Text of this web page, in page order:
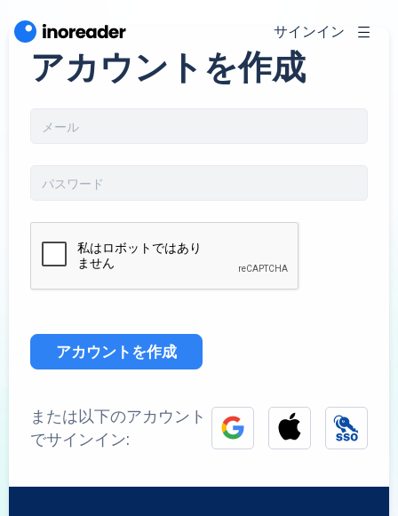
サインイン
アカウントを作成
アカウントを作成
または以下のアカウント
でサインイン: